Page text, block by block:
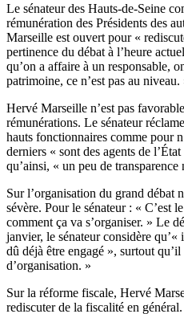
Le sénateur des Hauts-de-Seine
rémunération des Présidents des
Marseille est ouvert pour «
pertinence du débat à l’heure
qu’on a affaire à un responsable,
patrimoine, ce n’est pas au niveau.
Hervé Marseille n’est pas
rémunérations. Le sénateur
hauts fonctionnaires comme pour
derniers « sont des agents de
qu’ainsi, « un peu de transparence
Sur l’organisation du grand débat
sévère. Pour le sénateur : « C’est
comment ça va s’organiser. » Le
janvier, le sénateur considère
dû déjà être engagé », surtout
d’organisation. »
Sur la réforme fiscale, Hervé
rediscuter de la fiscalité en